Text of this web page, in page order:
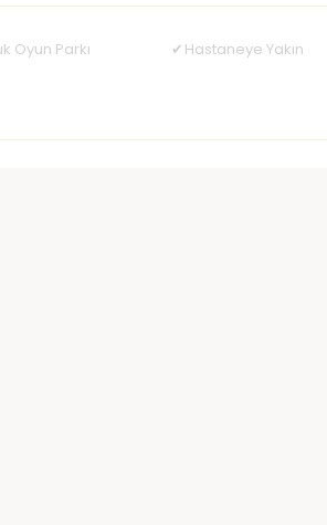
Oyun Parkı Hastaneye Yakın